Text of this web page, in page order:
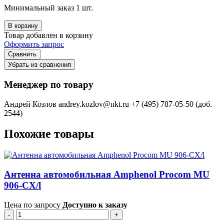
Минимальный заказ 1 шт.
В корзину
Товар добавлен в корзину
Оформить запрос
Сравнить
Убрать из сравнения
Менеджер по товару
Андрей Козлов andrey.kozlov@nkt.ru +7 (495) 787-05-50 (доб.
2544)
Похожие товары
Антенна автомобильная Amphenol Procom MU
906-CX/l
Цена по запросу Доступно к заказу
-
+